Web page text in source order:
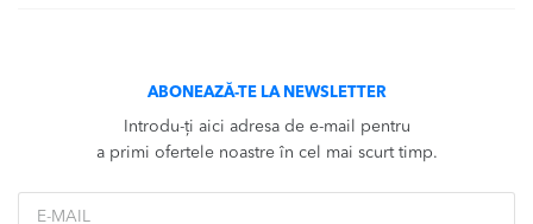
ABONEAZĂ-TE LA NEWSLETTER
Introdu-ți aici adresa de e-mail pentru
a primi ofertele noastre în cel mai scurt timp.